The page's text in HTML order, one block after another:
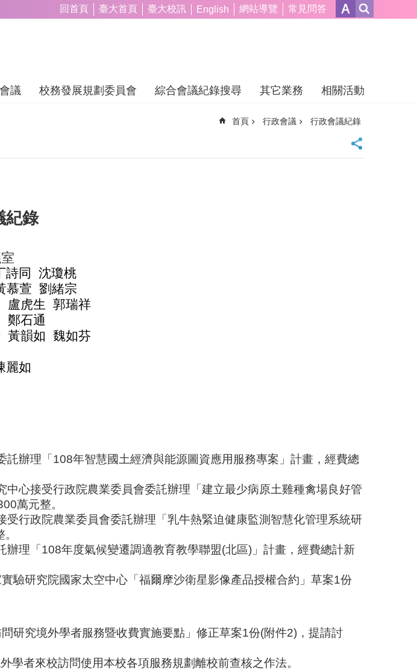
回首頁 臺大首頁 臺大校訊 English 網站導覽 常見問答
議 校務發展規劃委員會 綜合會議紀錄搜尋 其它業務 相關活動
首頁 行政會議 行政會議紀錄
紀錄
詩同
沈瓊桃
慕萱 劉緒宗
盧虎生 郭瑞祥
鄭石通
黃韻如 魏如芬
麗如
託辦理「 108年智慧國土經濟與能源圖資應用 服務專案」計畫，經費總
心接受行政院農業委員會委託辦理「建立最少病原土雞種禽場良好管
萬元整。
受行政院農業委員會委託辦理「乳牛熱緊迫健康監測智慧化管理系統研
辦理「 108年度氣候變遷調適教育教學聯盟(北區) 」計畫，經費總計新
驗研究院國家太空中心「福爾摩沙衛星影像產品授權合約」草案1份
研究境外學者服務暨收費實施要點」修正草案1份(附件2) ，提請討
學者來校訪問使用本校各項服務規劃離校前查核之作法。